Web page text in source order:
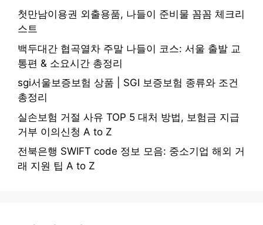
첫만남이용권 외출용품, 나들이 준비물 꼼꼼 체크리
스트
백두대간 협곡열차 주말 나들이 코스: 서울 출발 교
통편 & 소요시간 총정리
sgi서울보증보험 상품 | SGI 보증보험 종류와 조건
총정리
실손보험 거절 사유 TOP 5 대처 방법, 보험금 지급
거부 이의신청 A to Z
전북은행 SWIFT code 정보 모음: 중소기업 해외 거
래 지원 팁 A to Z